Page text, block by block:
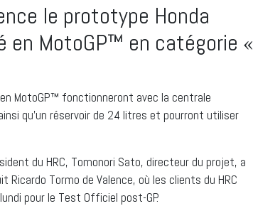
le prototype Honda
en MotoGP™ en catégorie «
MotoGP™ fonctionneront avec la centrale
qu’un réservoir de 24 litres et pourront utiliser
du HRC, Tomonori Sato, directeur du projet, a
Tormo de Valence, où les clients du HRC
pour le Test Officiel post-GP.